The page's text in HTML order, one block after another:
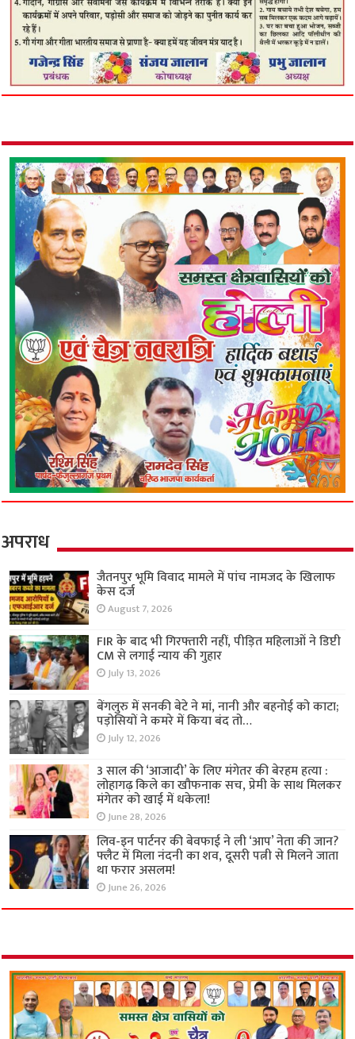
अपराध
जैतनपुर भूमि विवाद मामले में पांच नामजद के खिलाफ
केस दर्ज
August 7, 2026
FIR के बाद भी गिरफ्तारी नहीं, पीड़ित महिलाओं ने डिप्टी
CM से लगाई न्याय की गुहार
July 13, 2026
बेंगलुरु में सनकी बेटे ने मां, नानी और बहनोई को काटा;
पड़ोसियों ने कमरे में किया बंद तो…
July 12, 2026
3 साल की ‘आजादी’ के लिए मंगेतर की बेरहम हत्या :
लोहागढ़ किले का खौफनाक सच, प्रेमी के साथ मिलकर
मंगेतर को खाई में धकेला!
June 28, 2026
लिव-इन पार्टनर की बेवफाई ने ली ‘आप’ नेता की जान?
फ्लैट में मिला नंदनी का शव, दूसरी पत्नी से मिलने जाता
था फरार असलम!
June 26, 2026